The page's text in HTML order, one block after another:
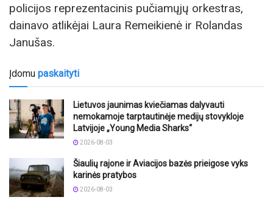
policijos reprezentacinis pučiamųjų orkestras,
dainavo atlikėjai Laura Remeikienė ir Rolandas
Janušas.
Įdomu paskaityti
Lietuvos jaunimas kviečiamas dalyvauti
nemokamoje tarptautinėje medijų stovykloje
Latvijoje „Young Media Sharks“
2026-08-03
Šiaulių rajone ir Aviacijos bazės prieigose vyks
karinės pratybos
2026-08-03